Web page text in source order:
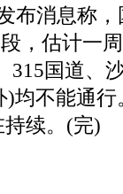
布消息称
，估计一
315国道、
)均不能通行
续。(完)